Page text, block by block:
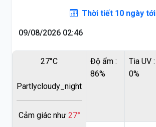
Thời tiết 10 ngày tới
09/08/2026 02:46
27°C
Partlycloudy_night
Cảm giác như 27°
Độ ẩm :
86%
Tia UV :
0%